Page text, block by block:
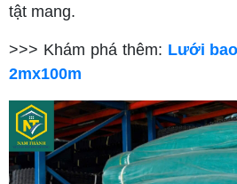
tật mang.
>>> Khám phá thêm: Lưới
2mx100m